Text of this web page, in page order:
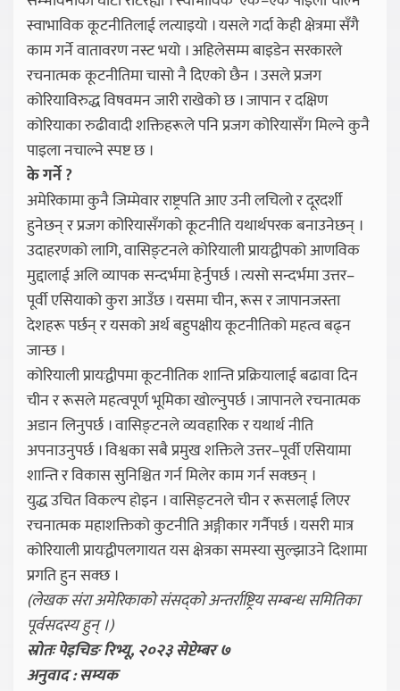
स्वाभाविक कूटनीतिलाई लत्याइयो । यसले गर्दा केही क्षेत्रमा सँगै
काम गर्ने वातावरण नस्ट भयो । अहिलेसम्म बाइडेन सरकारले
रचनात्मक कूटनीतिमा चासो नै दिएको छैन । उसले प्रजग
कोरियाविरुद्ध विषवमन जारी राखेको छ । जापान र दक्षिण
कोरियाका रुढीवादी शक्तिहरूले पनि प्रजग कोरियासँग मिल्ने कुनै
पाइला नचाल्ने स्पष्ट छ ।
के गर्ने ?
अमेरिकामा कुनै जिम्मेवार राष्ट्रपति आए उनी लचिलो र दूरदर्शी
हुनेछन् र प्रजग कोरियासँगको कूटनीति यथार्थपरक बनाउनेछन् ।
उदाहरणको लागि, वासिङ्टनले कोरियाली प्रायःद्वीपको आणविक
मुद्दालाई अलि व्यापक सन्दर्भमा हेर्नुपर्छ । त्यसो सन्दर्भमा उत्तर–
पूर्वी एसियाको कुरा आउँछ । यसमा चीन, रूस र जापानजस्ता
देशहरू पर्छन् र यसको अर्थ बहुपक्षीय कूटनीतिको महत्व बढ्न
जान्छ ।
कोरियाली प्रायःद्वीपमा कूटनीतिक शान्ति प्रक्रियालाई बढावा दिन
चीन र रूसले महत्वपूर्ण भूमिका खोल्नुपर्छ । जापानले रचनात्मक
अडान लिनुपर्छ । वासिङ्टनले व्यवहारिक र यथार्थ नीति
अपनाउनुपर्छ । विश्वका सबै प्रमुख शक्तिले उत्तर–पूर्वी एसियामा
शान्ति र विकास सुनिश्चित गर्न मिलेर काम गर्न सक्छन् ।
युद्ध उचित विकल्प होइन । वासिङ्टनले चीन र रूसलाई लिएर
रचनात्मक महाशक्तिको कुटनीति अङ्गीकार गर्नैपर्छ । यसरी मात्र
कोरियाली प्रायःद्वीपलगायत यस क्षेत्रका समस्या सुल्झाउने दिशामा
प्रगति हुन सक्छ ।
(लेखक संरा अमेरिकाको संसद्को अन्तर्राष्ट्रिय सम्बन्ध समितिका
पूर्वसदस्य हुन् ।)
स्रोतः पेइचिङ रिभ्यू, २०२३ सेप्टेम्बर ७
अनुवाद : सम्यक